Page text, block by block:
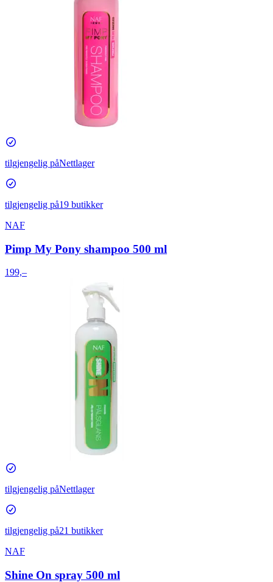
tilgjengelig påNettlager
tilgjengelig på19 butikker
NAF
Pimp My Pony shampoo 500 ml
199,–
tilgjengelig påNettlager
tilgjengelig på21 butikker
NAF
Shine On spray 500 ml